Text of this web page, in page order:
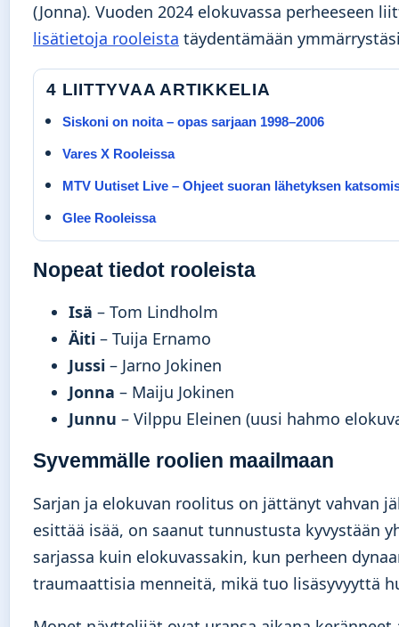
(Jonna). Vuoden 2024 elokuvassa perheeseen
lisätietoja rooleista täydentämään
4 LIITTYVAA ARTIKKELIA
Siskoni on noita – opas sarjaan 1998–2006
Vares X Rooleissa
MTV Uutiset Live – Ohjeet suoran lähetyksen
Glee Rooleissa
Nopeat tiedot rooleista
Isä – Tom Lindholm
Äiti – Tuija Ernamo
Jussi – Jarno Jokinen
Jonna – Maiju Jokinen
Junnu – Vilppu Eleinen (uusi hahmo
Syvemmälle roolien maailmaan
Sarjan ja elokuvan roolitus on jättänyt vahvan
esittää isää, on saanut tunnustusta kyvystään
sarjassa kuin elokuvassakin, kun perheen
traumaattisia menneitä, mikä tuo lisäsyvyyttä